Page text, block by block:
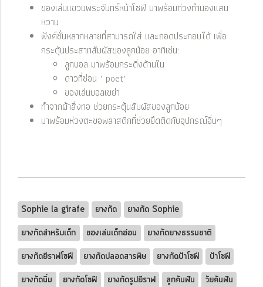
ของเล่นแขวนพระจันทร์หน้าโซฟี มาพร้อมท่วงทำนองแสน
หวาน
ฟังค์ชั่นหลากหลายที่สามารถใส่ และถอดประกอบได้ เพื่อ
กระตุ้นประสาทสัมผัสของลูกน้อย อาทิเช่น:
ลูกบอล มาพร้อมกระดิ่งด้านใน
ดาวที่ซ่อน " poet"
ของเล่นบอลเขย่า
ทำจากผ้าสิ่งทอ ช่วยกระตุ้นสัมผัสของลูกน้อย
มาพร้อมห่วงตะขอพลาสติกที่ช่วยยึดติดกับอุปกรณ์อื่นๆ
Sophie la girafe ยางกัด
ยางกัด Sophie
ยางกัดสำหรับเด็ก
ของเล่นเด็กอ่อน
ยางกัดยางธรรมชาติ
ยางกัดยีราฟโซฟี
ยางกัดปลอดสารพิษ ยางกัดป้าโซฟี
ป้าโซฟี
ยางกัดนิ่ม
ยางกัดโซฟี ยางกัดรูปยีราฟ ลูกคันฟัน
วัยคันฟัน